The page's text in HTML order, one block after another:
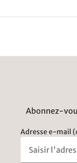
Abonnez-
Adresse e-mail